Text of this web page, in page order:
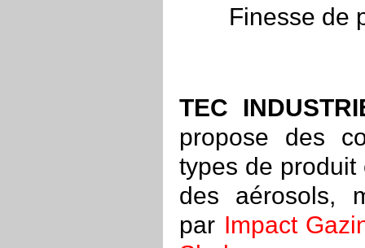
Finesse de
TEC
propose des
types de
des aérosols,
par Impact